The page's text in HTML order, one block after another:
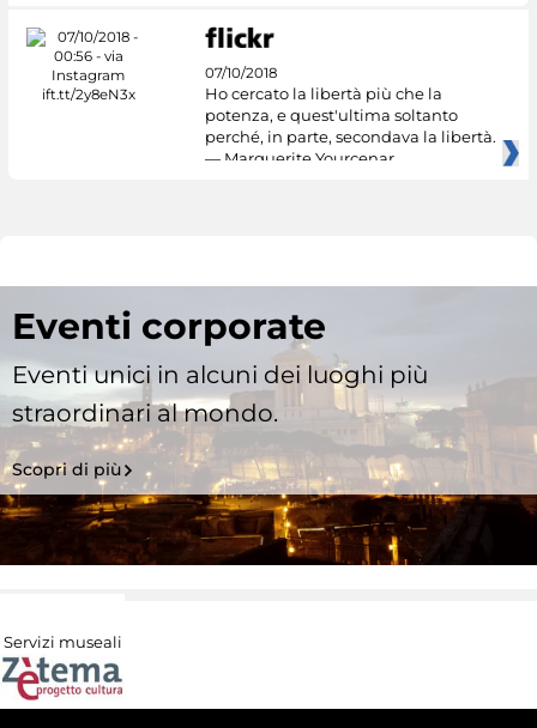
07/10/2018
Ho cercato la libertà più che la
potenza, e quest'ultima soltanto
perché, in parte, secondava la libertà.
— Marguerite Yourcenar
Eventi corporate
Eventi unici in alcuni dei luoghi più
straordinari al mondo.
Scopri di più
Servizi museali